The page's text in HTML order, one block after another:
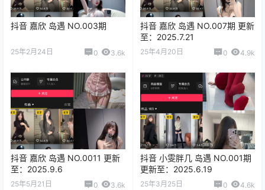
抖音 嘉欣 岛遇 NO.003期
25年2月24日 0 3.6k
抖音 嘉欣 岛遇 NO.007期 更新
至：2025.7.21
25年4月20日 0 4.9k
抖音 嘉欣 岛遇 NO.0011 更新
至：2025.9.6
25年5月21日 0 3.6k
抖音 小雯胖几 岛遇 NO.001期
更新至：2025.6.19
25年3月25日 0 4.6k